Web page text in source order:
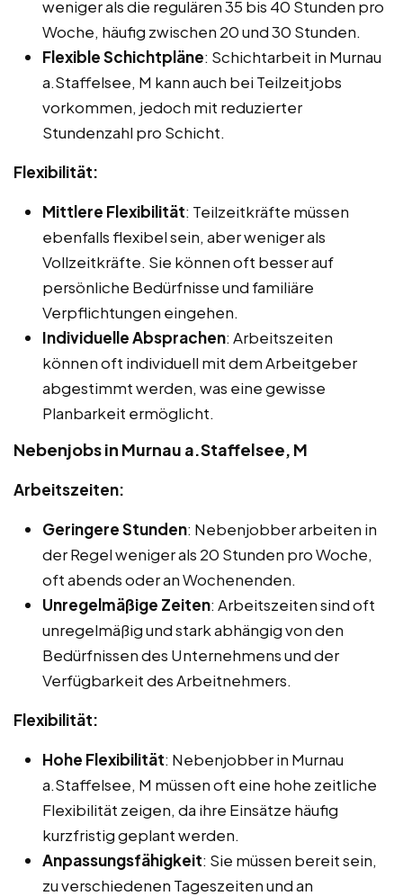
weniger als die regulären 35 bis 40 Stunden pro
Woche, häufig zwischen 20 und 30 Stunden.
Flexible Schichtpläne: Schichtarbeit in Murnau
a.Staffelsee, M kann auch bei Teilzeitjobs
vorkommen, jedoch mit reduzierter
Stundenzahl pro Schicht.
Flexibilität:
Mittlere Flexibilität: Teilzeitkräfte müssen
ebenfalls flexibel sein, aber weniger als
Vollzeitkräfte. Sie können oft besser auf
persönliche Bedürfnisse und familiäre
Verpflichtungen eingehen.
Individuelle Absprachen: Arbeitszeiten
können oft individuell mit dem Arbeitgeber
abgestimmt werden, was eine gewisse
Planbarkeit ermöglicht.
Nebenjobs in Murnau a.Staffelsee, M
Arbeitszeiten:
Geringere Stunden: Nebenjobber arbeiten in
der Regel weniger als 20 Stunden pro Woche,
oft abends oder an Wochenenden.
Unregelmäßige Zeiten: Arbeitszeiten sind oft
unregelmäßig und stark abhängig von den
Bedürfnissen des Unternehmens und der
Verfügbarkeit des Arbeitnehmers.
Flexibilität:
Hohe Flexibilität: Nebenjobber in Murnau
a.Staffelsee, M müssen oft eine hohe zeitliche
Flexibilität zeigen, da ihre Einsätze häufig
kurzfristig geplant werden.
Anpassungsfähigkeit: Sie müssen bereit sein,
zu verschiedenen Tageszeiten und an